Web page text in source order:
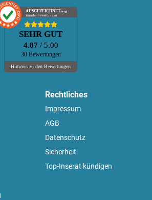
AUSGEZEICHNET.org
Kundenbewertungen
SEHR GUT
4.87 / 5.00
30 Bewertungen
Hinweis zu den Bewertungen
Rechtliches
Impressum
AGB
Datenschutz
Sicherheit
Top-Inserat kündigen